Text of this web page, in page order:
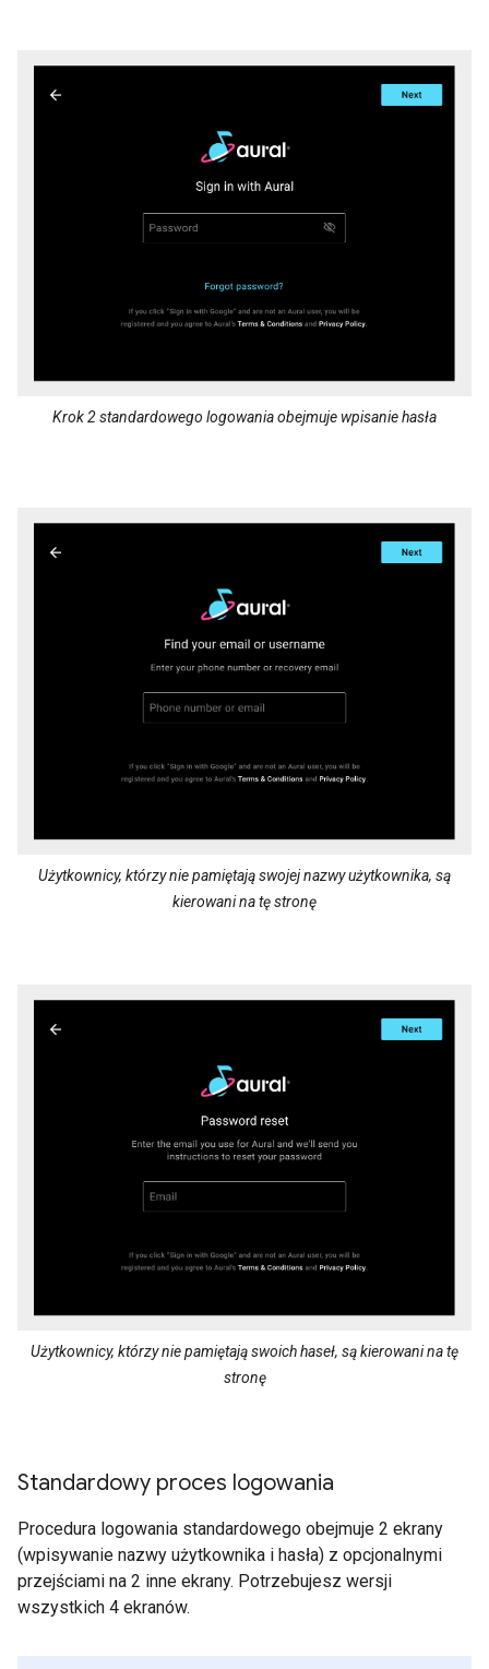
Krok 2 standardowego logowania obejmuje wpisanie hasła
Użytkownicy, którzy nie pamiętają swojej nazwy użytkownika, są
kierowani na tę stronę
Użytkownicy, którzy nie pamiętają swoich haseł, są kierowani na tę
stronę
Standardowy proces logowania
Procedura logowania standardowego obejmuje 2 ekrany
(wpisywanie nazwy użytkownika i hasła) z opcjonalnymi
przejściami na 2 inne ekrany. Potrzebujesz wersji
wszystkich 4 ekranów.